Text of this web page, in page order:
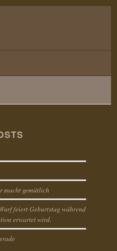
macht gemütlich
feiert Geburtstag während
erwartet wird.